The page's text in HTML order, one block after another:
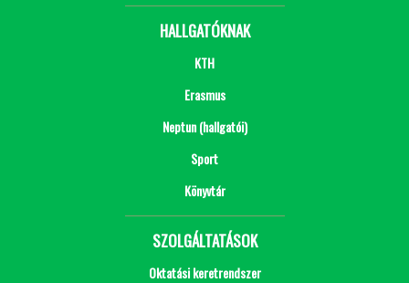
HALLGATÓKNAK
KTH
Erasmus
Neptun (hallgatói)
Sport
Könyvtár
SZOLGÁLTATÁSOK
Oktatási keretrendszer